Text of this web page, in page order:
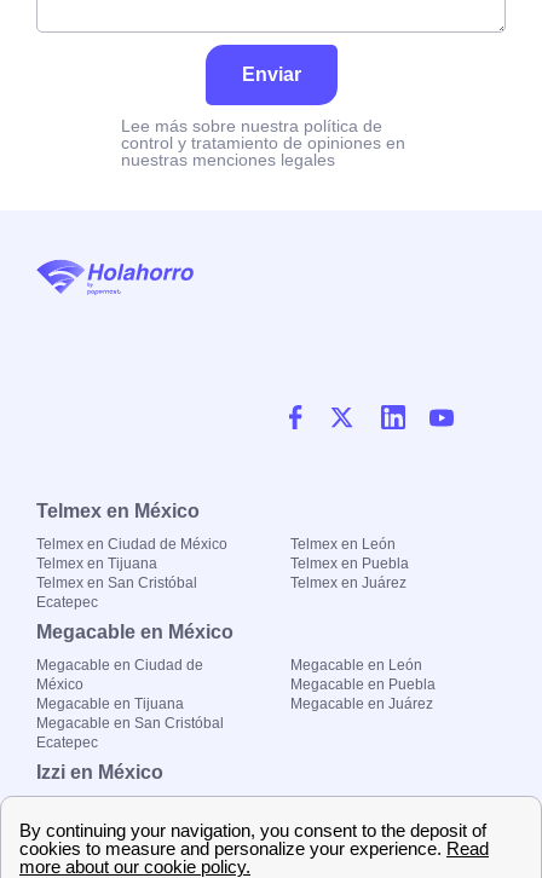
Enviar
Lee más sobre nuestra política de
control y tratamiento de opiniones en
nuestras menciones legales
Telmex en México
Telmex en Ciudad de México
Telmex en Tijuana
Telmex en San Cristóbal
Ecatepec
Telmex en León
Telmex en Puebla
Telmex en Juárez
Megacable en México
Megacable en Ciudad de
México
Megacable en Tijuana
Megacable en San Cristóbal
Ecatepec
Megacable en León
Megacable en Puebla
Megacable en Juárez
Izzi en México
Izzi en Tijuana
Izzi en San Cristóbal Ecatepec
Izzi en Puebla
Izzi en Juárez
Totalplay en México